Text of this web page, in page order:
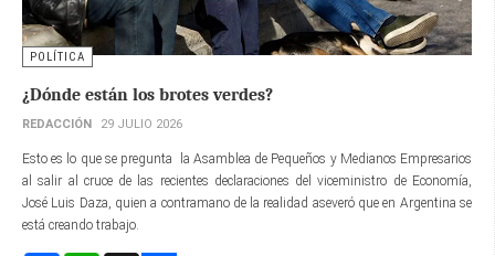
POLÍTICA
¿Dónde están los brotes verdes?
REDACCIÓN 29 JULIO 2026
Esto es lo que se pregunta la Asamblea de Pequeños y Medianos Empresarios
al salir al cruce de las recientes declaraciones del viceministro de Economía,
José Luis Daza, quien a contramano de la realidad aseveró que en Argentina se
está creando trabajo.